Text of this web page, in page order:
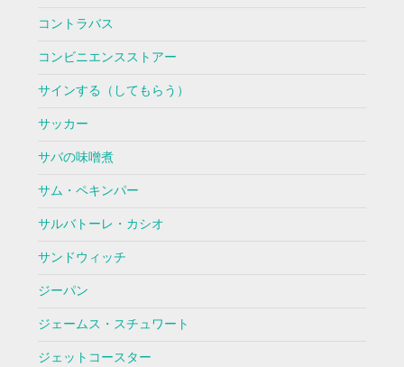
コントラバス
コンビニエンスストアー
サインする（してもらう）
サッカー
サバの味噌煮
サム・ペキンパー
サルバトーレ・カシオ
サンドウィッチ
ジーパン
ジェームス・スチュワート
ジェットコースター